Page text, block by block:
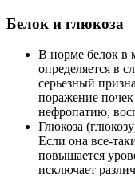
Белок и глюкоза
В норме белок в
определяется в
серьезный
поражение
нефропатию,
Глюкоза
Если она все-
повышается
исключает